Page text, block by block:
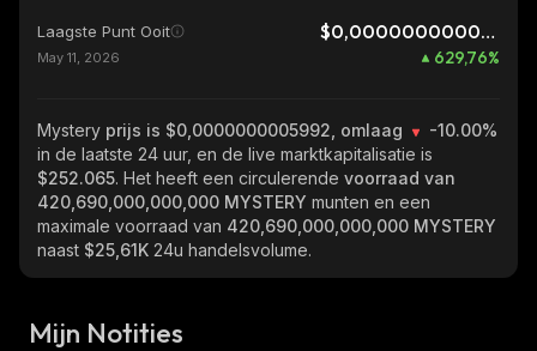
Laagste Punt Ooit $0,0000000000821
May 11, 2026 629,76%
Mystery prijs is $0,0000000005992, omlaag
-10.00%
in de laatste 24 uur, en de live marktkapitalisatie is
$252.065. Het heeft een circulerende voorraad van
420,690,000,000,000 MYSTERY munten en een
maximale voorraad van 420,690,000,000,000 MYSTERY
naast $25,61K 24u handelsvolume.
Mijn Notities